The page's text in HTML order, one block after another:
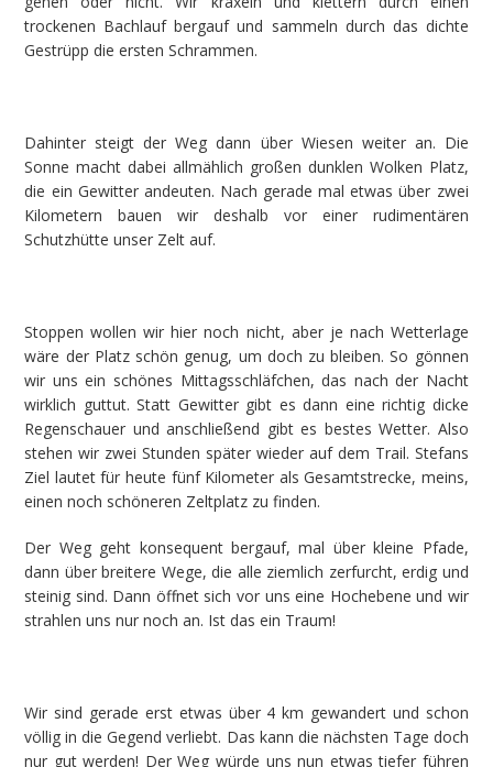
trockenen Bachlauf bergauf und sammeln durch das dichte
Gestrüpp die ersten Schrammen.
Dahinter steigt der Weg dann über Wiesen weiter an. Die
Sonne macht dabei allmählich großen dunklen Wolken Platz,
die ein Gewitter andeuten. Nach gerade mal etwas über zwei
Kilometern bauen wir deshalb vor einer rudimentären
Schutzhütte unser Zelt auf.
Stoppen wollen wir hier noch nicht, aber je nach Wetterlage
wäre der Platz schön genug, um doch zu bleiben. So gönnen
wir uns ein schönes Mittagsschläfchen, das nach der Nacht
wirklich guttut. Statt Gewitter gibt es dann eine richtig dicke
Regenschauer und anschließend gibt es bestes Wetter. Also
stehen wir zwei Stunden später wieder auf dem Trail. Stefans
Ziel lautet für heute fünf Kilometer als Gesamtstrecke, meins,
einen noch schöneren Zeltplatz zu finden.
Der Weg geht konsequent bergauf, mal über kleine Pfade,
dann über breitere Wege, die alle ziemlich zerfurcht, erdig und
steinig sind. Dann öffnet sich vor uns eine Hochebene und wir
strahlen uns nur noch an. Ist das ein Traum!
Wir sind gerade erst etwas über 4 km gewandert und schon
völlig in die Gegend verliebt. Das kann die nächsten Tage doch
nur gut werden! Der Weg würde uns nun etwas tiefer führen